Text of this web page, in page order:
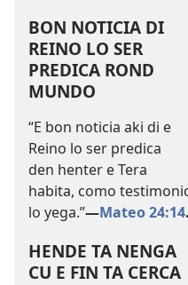
BON NOTICIA DI
REINO LO SER
PREDICA ROND
MUNDO
“E bon noticia aki di e
Reino lo ser predica
den henter e Tera
habita, como
lo yega.”—Mateo 24:14.
HENDE TA NENGA
CU E FIN TA CERCA